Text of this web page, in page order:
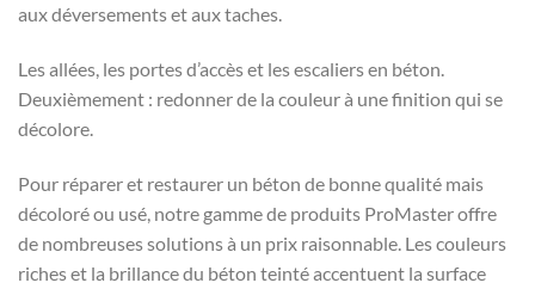
aux déversements et aux taches.
Les allées, les portes d’accès et les escaliers en béton.
Deuxièmement : redonner de la couleur à une finition qui se
décolore.
Pour réparer et restaurer un béton de bonne qualité mais
décoloré ou usé, notre gamme de produits ProMaster offre
de nombreuses solutions à un prix raisonnable. Les couleurs
riches et la brillance du béton teinté accentuent la surface